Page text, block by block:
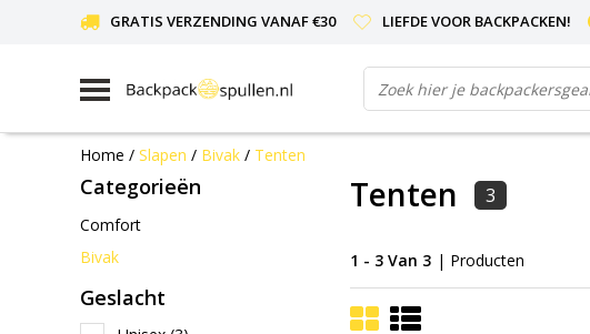
GRATIS VERZENDING VANAF €30 LIEFDE VOOR BACKPACKEN!
Home / Slapen / Bivak / Tenten
Categorieën
Comfort
Bivak
Geslacht
Tenten 3
1 - 3 Van 3 | Producten